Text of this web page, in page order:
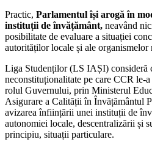
Practic, Parlamentul își arogă în
instituții de învățământ, neavând
posibilitate de evaluare a situației
autorităților locale și ale
Liga Studenților (LS IAȘI) consideră
neconstituționalitate pe care CCR le-
rolul Guvernului, prin Ministerul
Asigurare a Calității în Învățământul
avizarea înființării unei instituții de
autonomiei locale, descentralizării și
principiu, situații particulare.